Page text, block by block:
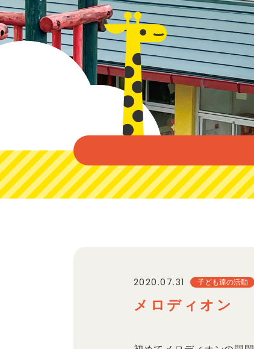
クラス紹介
アクセス
2020.07.31 子ども達の活動
メロディオン